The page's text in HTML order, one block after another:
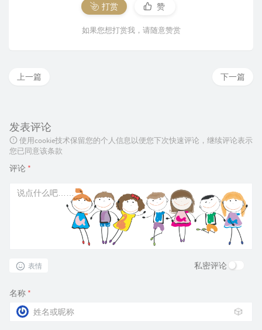
打赏 赞
如果您想打赏我，请随意赞赏
下一篇
上一篇
发表评论
使用cookie技术保留您的个人信息以便您下次快速评论，继续评论表示
您已同意该条款
评论 *
表情 私密评论
名称 *
🎲